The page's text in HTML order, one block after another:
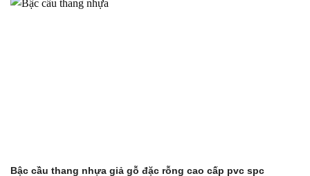
Bậc cầu thang nhựa giả gỗ đặc rỗng cao cấp pvc spc